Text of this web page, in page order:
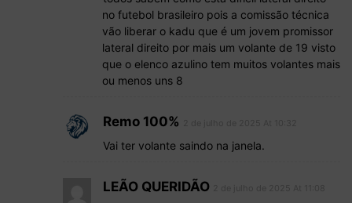
no futebol brasileiro pois a comissão técnica
vão liberar o kadu que é um jovem promissor
lateral direito por mais um volante de 19 visto
que o elenco azulino tem muitos volantes mais
ou menos uns 8
Remo 100%
Vai ter volante saindo na janela.
LEÃO QUERIDÃO